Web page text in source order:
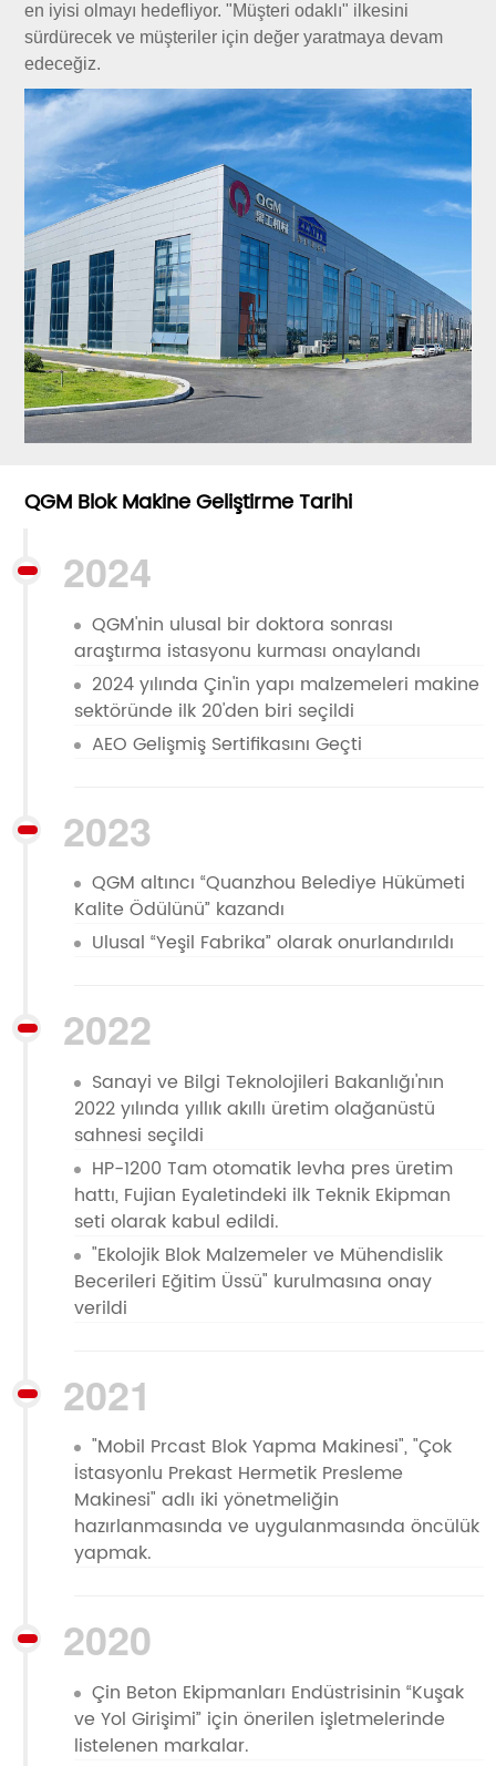
en iyisi olmayı hedefliyor. "Müşteri odaklı" ilkesini
sürdürecek ve müşteriler için değer yaratmaya devam
edeceğiz.
QGM Blok Makine Geliştirme Tarihi
2024
QGM'nin ulusal bir doktora sonrası
araştırma istasyonu kurması onaylandı
2024 yılında Çin'in yapı malzemeleri makine
sektöründe ilk 20'den biri seçildi
AEO Gelişmiş Sertifikasını Geçti
2023
QGM altıncı “Quanzhou Belediye Hükümeti
Kalite Ödülünü” kazandı
Ulusal “Yeşil Fabrika” olarak onurlandırıldı
2022
Sanayi ve Bilgi Teknolojileri Bakanlığı'nın
2022 yılında yıllık akıllı üretim olağanüstü
sahnesi seçildi
HP-1200 Tam otomatik levha pres üretim
hattı, Fujian Eyaletindeki ilk Teknik Ekipman
seti olarak kabul edildi.
"Ekolojik Blok Malzemeler ve Mühendislik
Becerileri Eğitim Üssü" kurulmasına onay
verildi
2021
"Mobil Prcast Blok Yapma Makinesi", "Çok
İstasyonlu Prekast Hermetik Presleme
Makinesi" adlı iki yönetmeliğin
hazırlanmasında ve uygulanmasında öncülük
yapmak.
2020
Çin Beton Ekipmanları Endüstrisinin “Kuşak
ve Yol Girişimi” için önerilen işletmelerinde
listelenen markalar.